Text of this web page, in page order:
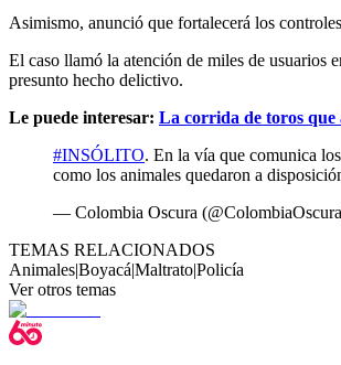
Asimismo, anunció que fortalecerá los
El caso llamó la atención de miles de usuarios
presunto hecho delictivo.
Le puede interesar: La corrida de toros
#INSÓLITO. En la vía que comunica
como los animales quedaron a
— Colombia Oscura
TEMAS RELACIONADOS
Animales|Boyacá|Maltrato|Policía
Ver otros temas